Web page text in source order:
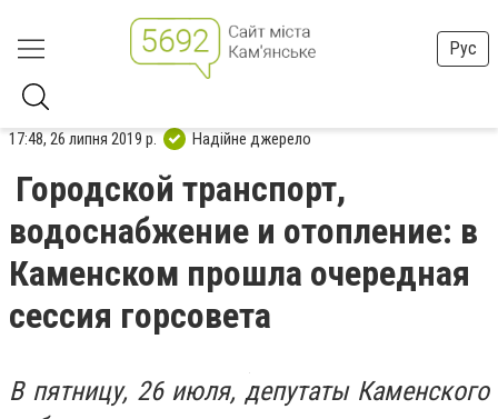
Рус
17:48, 26 липня 2019 р. Надійне джерело
Городской транспорт,
водоснабжение и отопление: в
Каменском прошла очередная
сессия горсовета
В пятницу, 26 июля, депутаты Каменского